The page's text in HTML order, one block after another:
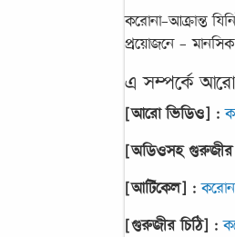
করোনা-আক্রান্ত
প্রয়োজনে -
এ সম্পর্কে
[আরো ভিডিও] :
[অডিওসহ গুরুজীর
[আর্টিকেল] :
[গুরুজীর চিঠি] :